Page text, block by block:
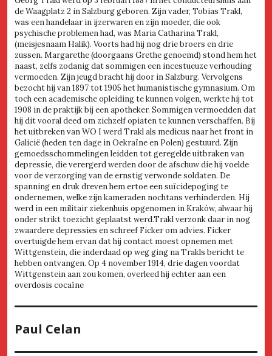
de Waagplatz 2 in Salzburg geboren. Zijn vader, Tobias Trakl,
was een handelaar in ijzerwaren en zijn moeder, die ook
psychische problemen had, was Maria Catharina Trakl,
(meisjesnaam Halik). Voorts had hij nog drie broers en drie
zussen. Margarethe (doorgaans Grethe genoemd) stond hem het
naast, zelfs zodanig dat sommigen een incestueuze verhouding
vermoeden. Zijn jeugd bracht hij door in Salzburg. Vervolgens
bezocht hij van 1897 tot 1905 het humanistische gymnasium. Om
toch een academische opleiding te kunnen volgen, werkte hij tot
1908 in de praktijk bij een apotheker. Sommigen vermoedden dat
hij dit vooral deed om zichzelf opiaten te kunnen verschaffen. Bij
het uitbreken van WO I werd Trakl als medicus naar het front in
Galicië (heden ten dage in Oekraïne en Polen) gestuurd. Zijn
gemoedsschommelingen leidden tot geregelde uitbraken van
depressie, die verergerd werden door de afschuw die hij voelde
voor de verzorging van de ernstig verwonde soldaten. De
spanning en druk dreven hem ertoe een suïcidepoging te
ondernemen, welke zijn kameraden nochtans verhinderden. Hij
werd in een militair ziekenhuis opgenomen in Kraków, alwaar hij
onder strikt toezicht geplaatst werd.Trakl verzonk daar in nog
zwaardere depressies en schreef Ficker om advies. Ficker
overtuigde hem ervan dat hij contact moest opnemen met
Wittgenstein, die inderdaad op weg ging na Trakls bericht te
hebben ontvangen. Op 4 november 1914, drie dagen voordat
Wittgenstein aan zou komen, overleed hij echter aan een
overdosis cocaïne
Paul Celan